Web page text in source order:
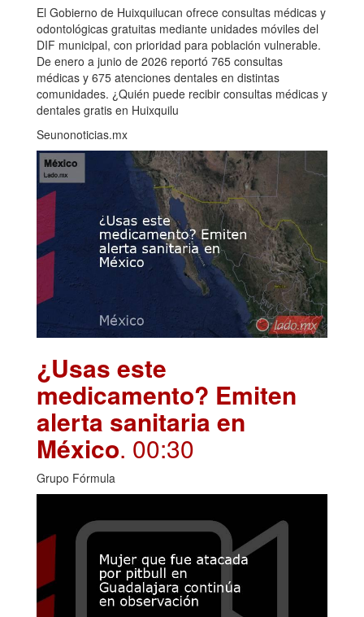
El Gobierno de Huixquilucan ofrece consultas médicas y
odontológicas gratuitas mediante unidades móviles del
DIF municipal, con prioridad para población vulnerable.
De enero a junio de 2026 reportó 765 consultas
médicas y 675 atenciones dentales en distintas
comunidades. ¿Quién puede recibir consultas médicas y
dentales gratis en Huixquilu
Seunonoticias.mx
¿Usas este
medicamento? Emiten
alerta sanitaria en
México. 00:30
Grupo Fórmula